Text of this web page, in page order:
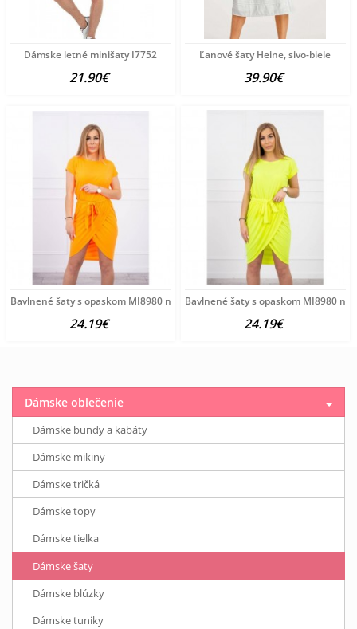
Dámske letné minišaty I7752
21.90€
Ľanové šaty Heine, sivo-biele
39.90€
Bavlnené šaty s opaskom MI8980 neónovo oranžové Univerzálna
24.19€
Bavlnené šaty s opaskom MI8980
24.19€
Dámske oblečenie
Dámske bundy a kabáty
Dámske mikiny
Dámske tričká
Dámske topy
Dámske tielka
Dámske šaty
Dámske blúzky
Dámske tuniky